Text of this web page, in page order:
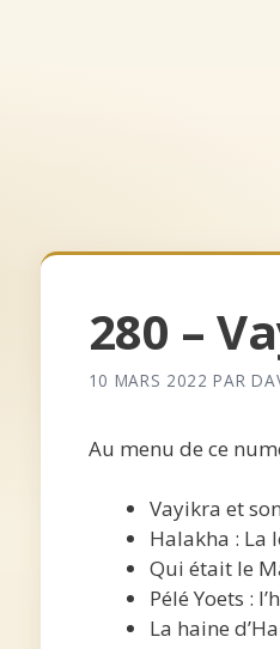
280 –
10 MARS 2022 PAR
Au menu de ce
Vayikra et
Halakha : La
Qui était le
Pélé Yoets :
La haine